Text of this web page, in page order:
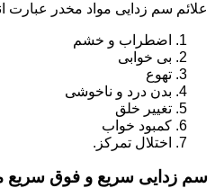
علائم سم زدایی مواد مخدر عبارت
اضطراب و خشم
بی خوابی
تهوع
بدن درد و ناخوشی
تغییر خلق
کمبود خواب
اختلال تمرکز.
سم زدایی سریع و فوق سریع